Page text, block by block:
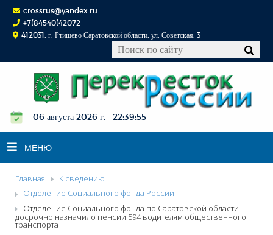
crossrus@yandex.ru
+7(84540)42072
412031, г. Ртищево Саратовской области, ул. Советская, 3
06 августа 2026 г. 22:39:56
МЕНЮ
НОВОСТИ
ОФИЦИАЛЬНО
К СВЕДЕНИЮ
Главная
К сведению
Отделение Социального фонда России
Отделение Социального фонда по Саратовской области
досрочно назначило пенсии 594 водителям общественного
транспорта